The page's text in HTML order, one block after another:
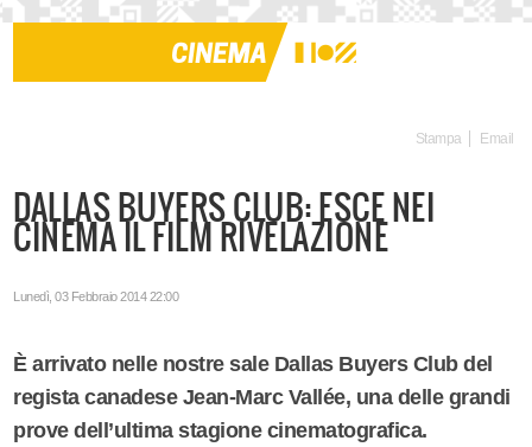
Stampa Email
DALLAS BUYERS CLUB: ESCE NEI
CINEMA IL FILM RIVELAZIONE
Lunedì, 03 Febbraio 2014 22:00
È arrivato nelle nostre sale Dallas Buyers Club del
regista canadese Jean-Marc Vallée, una delle grandi
prove dell’ultima stagione cinematografica.